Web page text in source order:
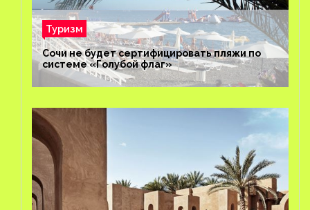
Туризм
Сочи не будет сертифицировать пляжи по
системе «Голубой флаг»